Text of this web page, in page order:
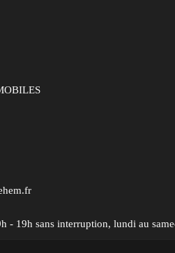
- 19h sans interruption, lundi au